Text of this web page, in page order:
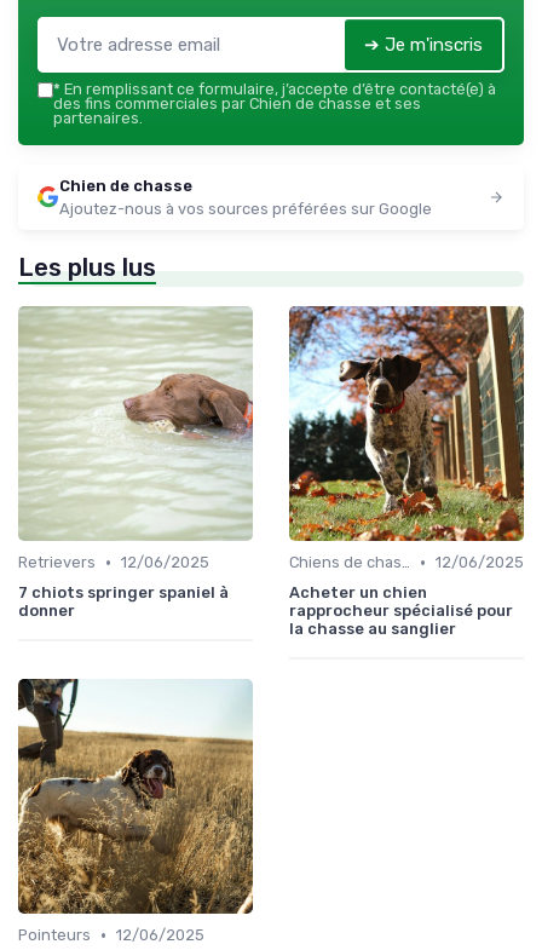
➔ Je m'inscris
* En remplissant ce formulaire, j’accepte d’être contacté(e) à
des fins commerciales par Chien de chasse et ses
partenaires.
Chien de chasse
Ajoutez-nous à vos sources préférées sur Google
Les plus lus
Retrievers • 12/06/2025
7 chiots springer spaniel à
donner
Chiens de chasse au sanglier • 12/06/2025
Acheter un chien
rapprocheur spécialisé pour
la chasse au sanglier
Pointeurs • 12/06/2025